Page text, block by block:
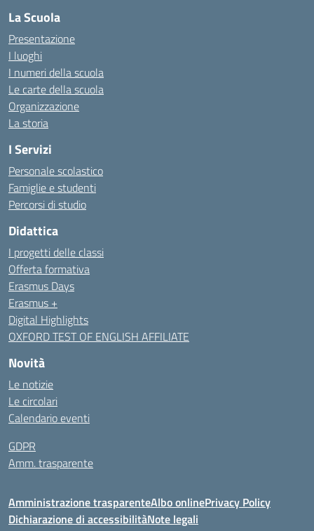
La Scuola
Presentazione
I luoghi
I numeri della scuola
Le carte della scuola
Organizzazione
La storia
I Servizi
Personale scolastico
Famiglie e studenti
Percorsi di studio
Didattica
I progetti delle classi
Offerta formativa
Erasmus Days
Erasmus +
Digital Highlights
OXFORD TEST OF ENGLISH AFFILIATE
Novità
Le notizie
Le circolari
Calendario eventi
GDPR
Amm. trasparente
Amministrazione trasparenteAlbo onlinePrivacy Policy
Dichiarazione di accessibilitàNote legali